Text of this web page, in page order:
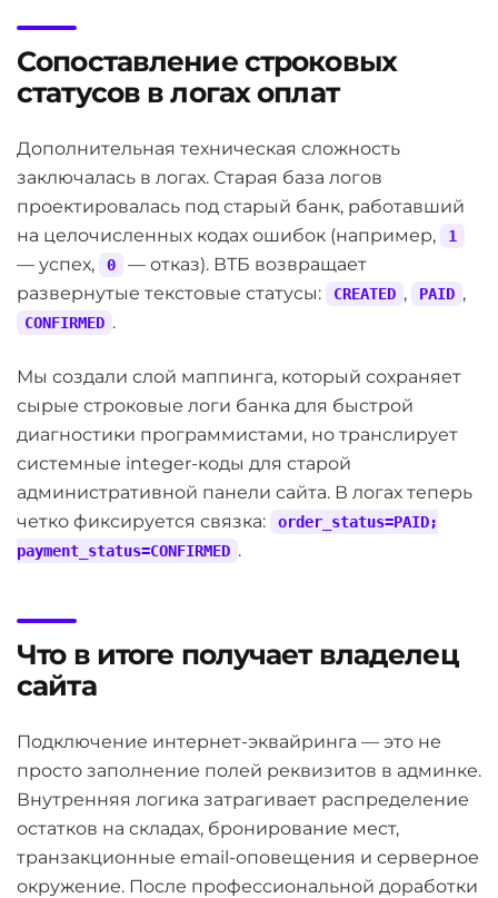
$transaction->commit
            }
catch (\Exception $e) {
Yii::error('Payment processing
return 'Fail';
            }
return 'OK';
    }
Сопоставление строковых
статусов в логах оплат
Дополнительная техническая сложность
заключалась в логах. Старая база логов
проектировалась под старый банк, работавший
на целочисленных кодах ошибок (например,
1
— успех, 0
— отказ). ВТБ возвращает
развернутые текстовые статусы:
CREATED , PAID ,
CONFIRMED .
Мы создали слой маппинга, который сохраняет
сырые строковые логи банка для быстрой
диагностики программистами, но транслирует
системные integer-коды для старой
административной панели сайта. В логах теперь
четко фиксируется связка:
order_status=PAID;
payment_status=CONFIRMED .
Что в итоге получает владелец
сайта
Подключение интернет-эквайринга — это не
просто заполнение полей реквизитов в админке.
Внутренняя логика затрагивает распределение
остатков на складах, бронирование мест,
транзакционные email-оповещения и серверное
окружение. После профессиональной доработки